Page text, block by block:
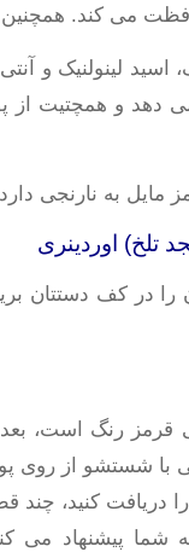
دهد و همچتیت
مایل به نارنجی
تلخ) اوردینری
را در کف
رنگ است،
با شستشو از روی
را دریافت
شما پیشنهاد می